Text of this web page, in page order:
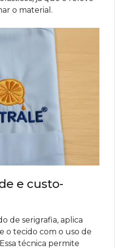
o material.
e custo-
de serigrafia, aplica
o tecido com o uso de
técnica permite